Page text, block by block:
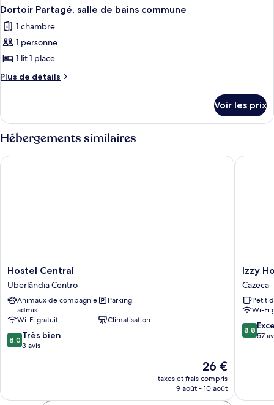
Dortoir Partagé, salle de bains commune
1 chambre
1 personne
1 lit 1 place
Plus de détails
Plus
le
type
de
chambre
Dortoir
Voir les prix
Hébergements similaires
Hostel
Central
Uberlândia
Centro
Hostel Central
Uberlândia Centro
Animaux de compagnie
admis
Parking
Wi-Fi gratuit
Climatisation
8.0
sur
8,0 Très bien
3 avis
Le
nouveau
prix
26 €
taxes et frais compris
9 août - 10 août
Hostel Central
Izzy
Hotel
Cazeca
Izzy
Cazeca
Petit
Wi-Fi
8.8
sur
8,8
57
Izzy